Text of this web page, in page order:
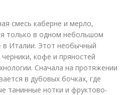
смесь каберне и мерло,
только в одном небольшом
в Италии. Этот необычный
кофе и пряностей
Сначала на протяжении
в дубовых бочках, где
танинные нотки и фруктово-